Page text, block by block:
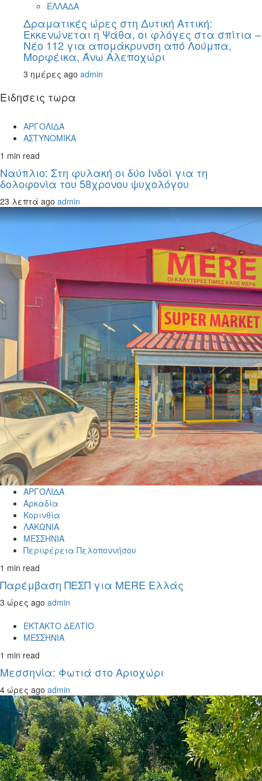
ΕΛΛΑΔΑ
Δραματικές ώρες στη Δυτική Αττική:
Εκκενώνεται η Ψάθα, οι φλόγες στα σπίτια –
Νέο 112 για απομάκρυνση από Λούμπα,
Μορφέικα, Άνω Αλεποχώρι
3 ημέρες ago admin
Ειδησεις τωρα
ΑΡΓΟΛΙΔΑ
ΑΣΤΥΝΟΜΙΚΑ
1 min read
Ναύπλιο: Στη φυλακή οι δύο Ινδοί για τη
δολοφονία του 58χρονου ψυχολόγου
23 λεπτά ago admin
ΑΡΓΟΛΙΔΑ
Αρκαδία
Κορινθία
ΛΑΚΩΝΙΑ
ΜΕΣΣΗΝΙΑ
Περιφέρεια Πελοποννήσου
1 min read
Παρέμβαση ΠΕΣΠ για MERE Ελλάς
3 ώρες ago admin
ΕΚΤΑΚΤΟ ΔΕΛΤΙΟ
ΜΕΣΣΗΝΙΑ
1 min read
Μεσσηνία: Φωτιά στο Αριοχώρι
4 ώρες ago admin